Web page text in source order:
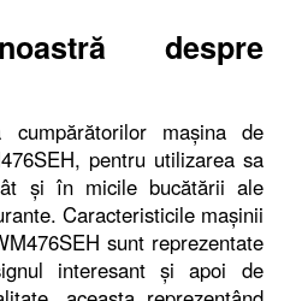
despre
cumpărătorilor mașina de
pentru utilizarea sa
și în micile bucătării ale
Caracteristicile mașinii
sunt reprezentate
interesant și apoi de